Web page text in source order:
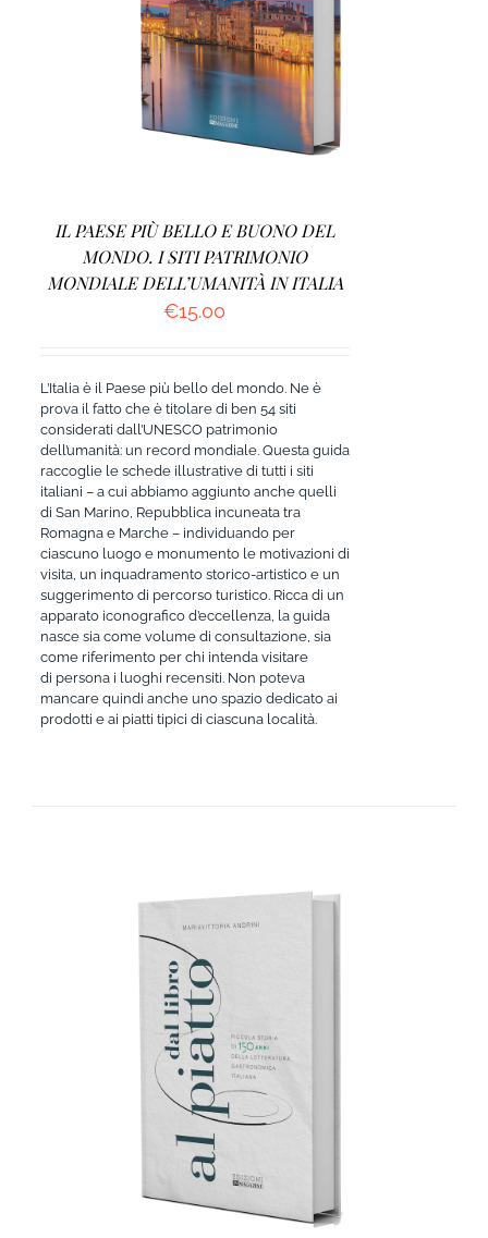
AGGIUNGI AL CARRELLO /
IL PAESE PIÙ BELLO E BUONO DEL
MONDO. I SITI PATRIMONIO
MONDIALE DELL’UMANITÀ IN ITALIA
€15.00
L’Italia è il Paese più bello del mondo. Ne è
prova il fatto che è titolare di ben 54 siti
considerati dall’UNESCO patrimonio
dell’umanità: un record mondiale. Questa guida
raccoglie le schede illustrative di tutti i siti
italiani – a cui abbiamo aggiunto anche quelli
di San Marino, Repubblica incuneata tra
Romagna e Marche – individuando per
ciascuno luogo e monumento le motivazioni di
visita, un inquadramento storico-artistico e un
suggerimento di percorso turistico. Ricca di un
apparato iconografico d’eccellenza, la guida
nasce sia come volume di consultazione, sia
come riferimento per chi intenda visitare
di persona i luoghi recensiti. Non poteva
mancare quindi anche uno spazio dedicato ai
prodotti e ai piatti tipici di ciascuna località.
AGGIUNGI AL CARRELLO